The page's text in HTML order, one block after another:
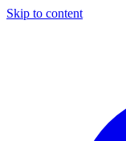
Skip to content